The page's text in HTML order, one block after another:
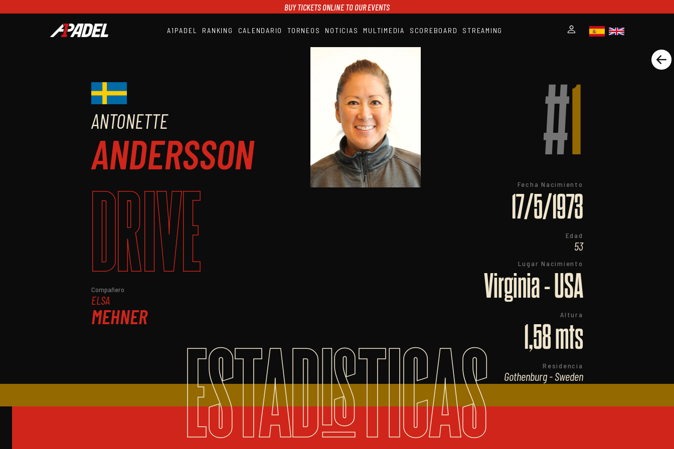
BUY TICKETS ONLINE TO OUR EVENTS
A1PADEL RANKING CALENDARIO TORNEOS NOTICIAS MULTIMEDIA SCOREBOARD STREAMING
CALENDARIO
TORNEOS
NOTICIAS
MULTIMEDIA
SCOREBOARD
STREAMING
ANTONETTE
ANDERSSON
DRIVE
Compañero
ELSA
MEHNER
#1
Fecha Nacimiento
17/5/1973
Edad
53
Lugar Nacimiento
Virginia - USA
Altura
1,58 mts
Residencia
Gothenburg - Sweden
ESTADISTICAS